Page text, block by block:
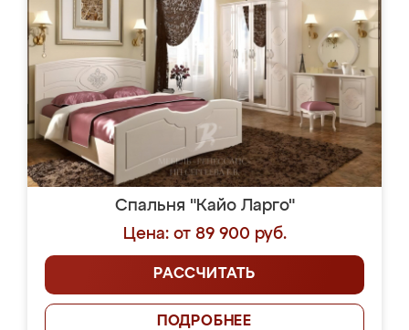
Спальня "Кайо Ларго"
Цена: от 89 900 руб.
РАССЧИТАТЬ
ПОДРОБНЕЕ